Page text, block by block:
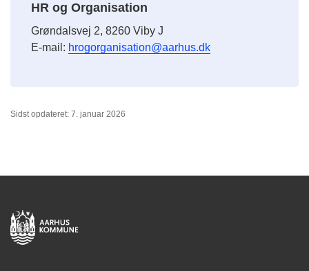
HR og Organisation
Grøndalsvej 2, 8260 Viby J
E-mail: hrogorganisation@aarhus.dk
Sidst opdateret: 7. januar 2026